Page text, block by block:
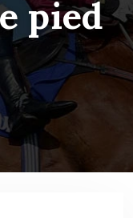
pied